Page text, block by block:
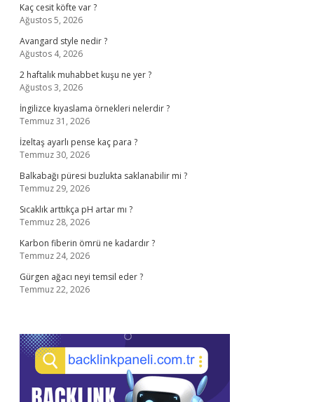
Kaç cesit köfte var ?
Ağustos 5, 2026
Avangard style nedir ?
Ağustos 4, 2026
2 haftalık muhabbet kuşu ne yer ?
Ağustos 3, 2026
İngilizce kıyaslama örnekleri nelerdir ?
Temmuz 31, 2026
İzeltaş ayarlı pense kaç para ?
Temmuz 30, 2026
Balkabağı püresi buzlukta saklanabilir mi ?
Temmuz 29, 2026
Sıcaklık arttıkça pH artar mı ?
Temmuz 28, 2026
Karbon fiberin ömrü ne kadardır ?
Temmuz 24, 2026
Gürgen ağacı neyi temsil eder ?
Temmuz 22, 2026